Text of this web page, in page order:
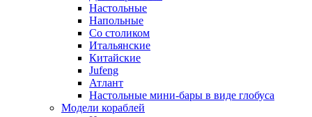
Настольные
Напольные
Со столиком
Итальянские
Китайские
Jufeng
Атлант
Настольные мини-бары в виде глобуса
Модели кораблей